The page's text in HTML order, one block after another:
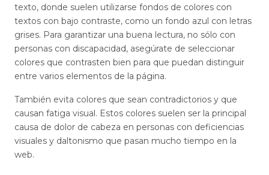
texto, donde suelen utilizarse fondos de colores con
textos con bajo contraste, como un fondo azul con letras
grises. Para garantizar una buena lectura, no sólo con
personas con discapacidad, asegúrate de seleccionar
colores que contrasten bien para que puedan distinguir
entre varios elementos de la página.
También evita colores que sean contradictorios y que
causan fatiga visual. Estos colores suelen ser la principal
causa de dolor de cabeza en personas con deficiencias
visuales y daltonismo que pasan mucho tiempo en la
web.